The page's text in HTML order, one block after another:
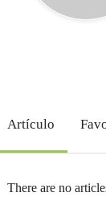
Artículo
There are no